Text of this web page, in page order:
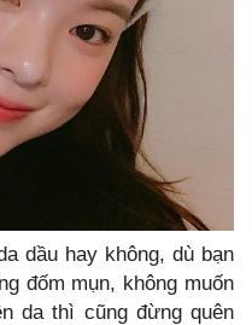
dầu hay không, dù bạn
đốm mụn, không muốn
da thì cũng đừng quên